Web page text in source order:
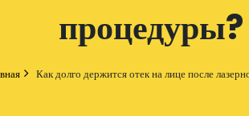
процедуры?
Как долго держится отек на лице после